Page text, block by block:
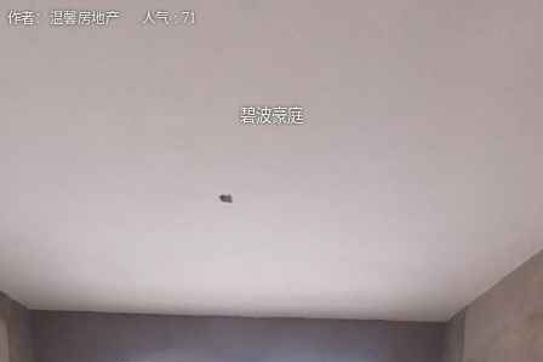
碧波豪庭
作者：温馨房地产 人气 : 71